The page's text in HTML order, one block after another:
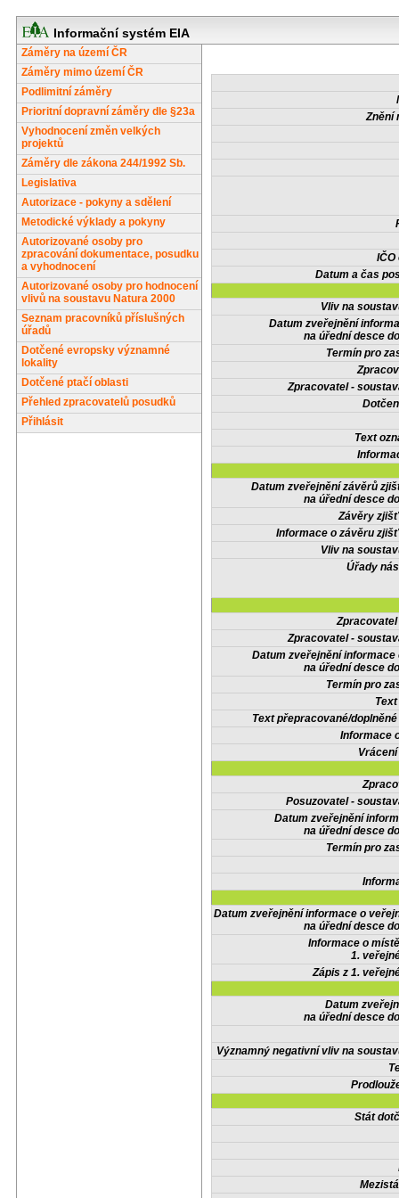
Informační systém EIA
Záměry na území ČR
Záměry mimo území ČR
Podlimitní záměry
Prioritní dopravní záměry dle §23a
Vyhodnocení změn velkých
projektů
Záměry dle zákona 244/1992 Sb.
Legislativa
Autorizace - pokyny a sdělení
Metodické výklady a pokyny
Autorizované osoby pro
zpracování dokumentace, posudku
a vyhodnocení
Autorizované osoby pro hodnocení
vlivů na soustavu Natura 2000
Seznam pracovníků příslušných
úřadů
Dotčené evropsky významné
lokality
Dotčené ptačí oblasti
Přehled zpracovatelů posudků
Přihlásit
Znění
IČO
Datum a čas
Vliv na
Datum zveřejnění
na úřední desce
Termín pro
Zpracovatel -
Text
Datum zveřejnění závěrů
na úřední desce
Závěry
Informace o závěru
Vliv na
Úřady
Zpracovatel -
Datum zveřejnění informace
na úřední desce
Termín pro
Text přepracované/
Informace
Posuzovatel -
Datum zveřejnění
na úřední desce
Termín pro
Datum zveřejnění informace o
na úřední desce
Informace o
1.
Zápis z 1.
Datum
na úřední desce
Významný negativní vliv na
Stát